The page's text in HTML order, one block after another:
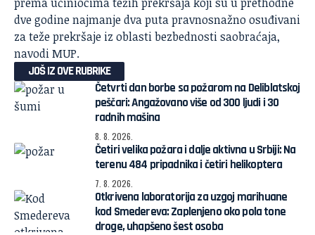
dve godine najmanje dva puta pravnosnažno osuđivani
za teže prekršaje iz oblasti bezbednosti saobraćaja,
navodiMUP.
JOŠ IZ OVE RUBRIKE
Četvrti dan borbe sa požarom na Deliblatskoj
peščari: Angažovano više od 300 ljudi i 30
radnih mašina
8. 8. 2026.
Četiri velika požara i dalje aktivna u Srbiji: Na
terenu 484 pripadnika i četiri helikoptera
7. 8. 2026.
Otkrivena laboratorija za uzgoj marihuane
kod Smedereva: Zaplenjeno oko pola tone
droge, uhapšeno šest osoba